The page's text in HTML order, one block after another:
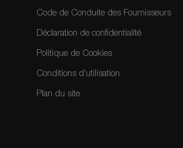
Code de Conduite des Fournisseurs
Déclaration de confidentialité
Politique de Cookies
Conditions d’utilisation
Plan du site